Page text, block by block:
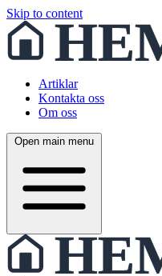
Skip to content
Artiklar
Kontakta oss
Om oss
Open main menu